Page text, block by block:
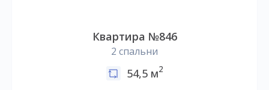
Квартира №846
2 спальни
54,5 м2